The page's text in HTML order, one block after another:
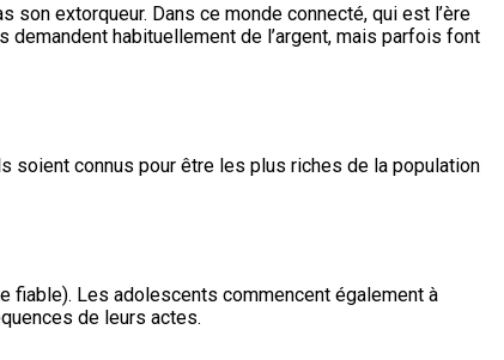
extorqueur. Dans ce monde connecté, qui est l’ère
habituellement de l’argent, mais parfois font
soient connus pour être les plus riches de la population
fiable). Les adolescents commencent également à
de leurs actes.